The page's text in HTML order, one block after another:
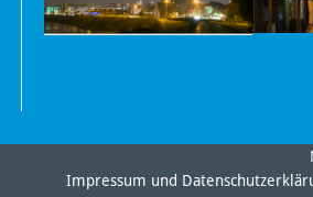
Impressum und